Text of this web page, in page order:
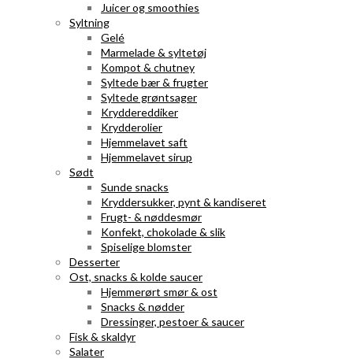
Juicer og smoothies
Syltning
Gelé
Marmelade & syltetøj
Kompot & chutney
Syltede bær & frugter
Syltede grøntsager
Kryddereddiker
Krydderolier
Hjemmelavet saft
Hjemmelavet sirup
Sødt
Sunde snacks
Kryddersukker, pynt & kandiseret
Frugt- & nøddesmør
Konfekt, chokolade & slik
Spiselige blomster
Desserter
Ost, snacks & kolde saucer
Hjemmerørt smør & ost
Snacks & nødder
Dressinger, pestoer & saucer
Fisk & skaldyr
Salater